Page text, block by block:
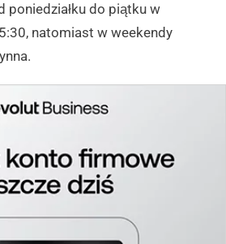
poniedziałku do piątku w
natomiast w weekendy